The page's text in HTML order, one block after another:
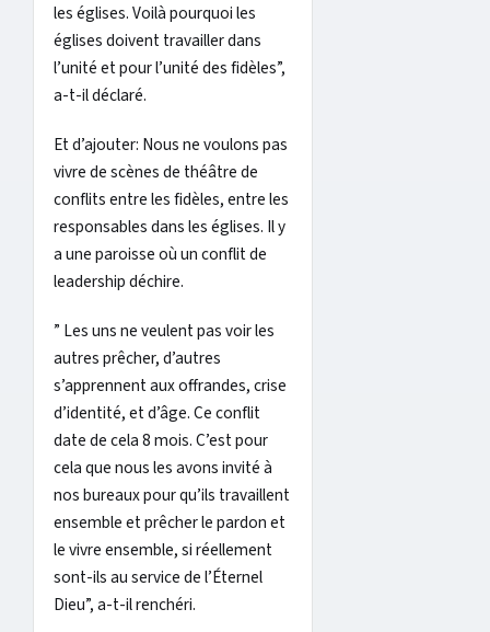
les églises. Voilà pourquoi les
églises doivent travailler dans
l’unité et pour l’unité des fidèles”,
a-t-il déclaré.
Et d’ajouter: Nous ne voulons pas
vivre de scènes de théâtre de
conflits entre les fidèles, entre les
responsables dans les églises. Il y
a une paroisse où un conflit de
leadership déchire.
” Les uns ne veulent pas voir les
autres prêcher, d’autres
s’apprennent aux offrandes, crise
d’identité, et d’âge. Ce conflit
date de cela 8 mois. C’est pour
cela que nous les avons invité à
nos bureaux pour qu’ils travaillent
ensemble et prêcher le pardon et
le vivre ensemble, si réellement
sont-ils au service de l’Éternel
Dieu”, a-t-il renchéri.